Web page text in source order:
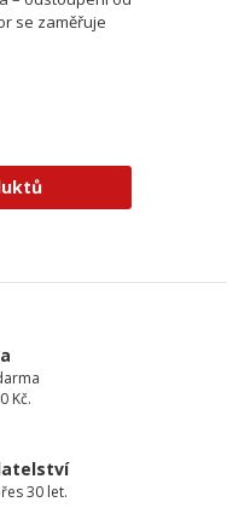
se zaměřuje
Kč.
30 let.